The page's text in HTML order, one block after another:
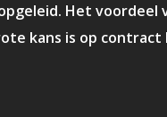
Het voordeel
kans is op